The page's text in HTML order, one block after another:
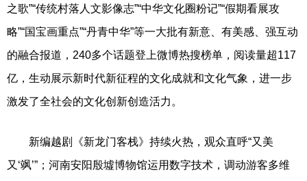
之歌”“传统村落人文影像志”“中华文化圈粉记”“假期看展攻
略”“国宝画重点”“丹青中华”等一大批有新意、有美感、强互动
的融合报道，240多个话题登上微博热搜榜单，阅读量超117
亿，生动展示新时代新征程的文化成就和文化气象，进一步
激发了全社会的文化创新创造活力。
新编越剧《新龙门客栈》持续火热，观众直呼“又美
又‘飒’”；河南安阳殷墟博物馆运用数字技术，调动游客多维